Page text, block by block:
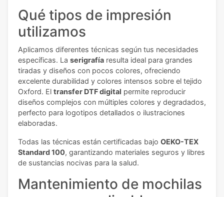
Qué tipos de impresión
utilizamos
Aplicamos diferentes técnicas según tus necesidades
específicas. La serigrafía resulta ideal para grandes
tiradas y diseños con pocos colores, ofreciendo
excelente durabilidad y colores intensos sobre el tejido
Oxford. El transfer DTF digital permite reproducir
diseños complejos con múltiples colores y degradados,
perfecto para logotipos detallados o ilustraciones
elaboradas.
Todas las técnicas están certificadas bajo OEKO-TEX
Standard 100, garantizando materiales seguros y libres
de sustancias nocivas para la salud.
Mantenimiento de mochilas